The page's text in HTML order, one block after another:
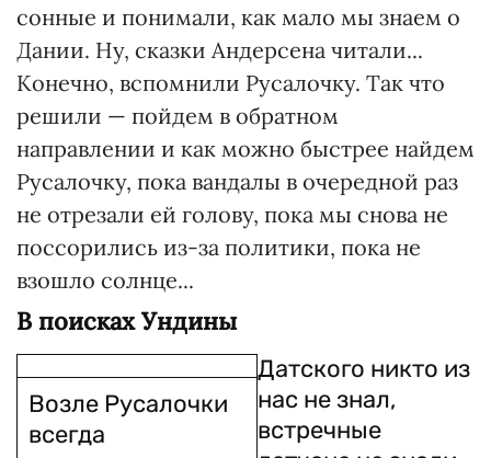
сонные и понимали, как мало мы знаем о
Дании. Ну, сказки Ан­дерсена читали...
Конечно, вспомнили Русалочку. Так что
решили — пойдем в обратном
направлении и как можно быстрее найдем
Русалочку, пока вандалы в очередной раз
не отрезали ей голову, пока мы снова не
поссорились из-за политики, пока не
взошло солнце...
В поисках Ундины
Возле Русалочки
всегда
Датского никто из
нас не знал,
встречные